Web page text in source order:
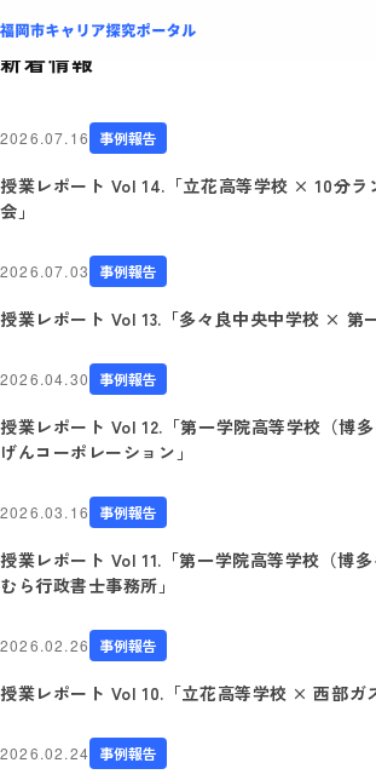
新着情報
2026.07.16 事例報告
授業レポート Vol 14.「立花高等学校 × 10分ラ
会」
2026.07.03 事例報告
授業レポート Vol 13.「多々良中央中学校 × 第
2026.04.30 事例報告
授業レポート Vol 12.「第一学院高等学校（博
げんコーポレーション」
2026.03.16 事例報告
授業レポート Vol 11.「第一学院高等学校（博
むら行政書士事務所」
2026.02.26 事例報告
授業レポート Vol 10.「立花高等学校 × 西部ガ
2026.02.24 事例報告